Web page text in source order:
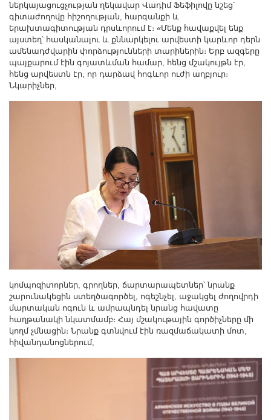
ներկայացուցչության ղեկավար Վադիմ Ֆեֆիլովը նշեց՝
գիտաժողովը հիշողության, հարգանքի և
երախտագիտության դրսևորում է։ «Մենք հավաքվել ենք
այստեղ՝ հասկանալու և քննարկելու արվեստի կարևոր դերն
ամենադժվարին փորձությունների տարիներին։ Երբ ազգերը
պայքարում էին գոյատևման համար, հենց մշակույթն էր,
հենց արվեստն էր, որ դարձավ հոգևոր ուժի աղբյուր։
Նկարիչներ,
կոմպոզիտորներ, գրողներ, ճարտարապետներ՝ նրանք
շարունակեցին ստեղծագործել, ոգեշնչել, աջակցել ժողովրդի
մարտական ոգուն և ամրապնդել նրանց հավատը
հաղթանակի նկատմամբ։ Հայ մշակութային գործիչները մի
կողմ չմնացին։ Նրանք գտնվում էին ռազմաճակատի մոտ,
հիվանդանոցներում,